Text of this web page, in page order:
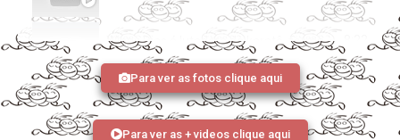
Winny Dias é lutadora de karatê, formada em história e filosofia e técnica em enfermagem
Para ver as fotos clique aqui
Para ver as + videos clique aqui